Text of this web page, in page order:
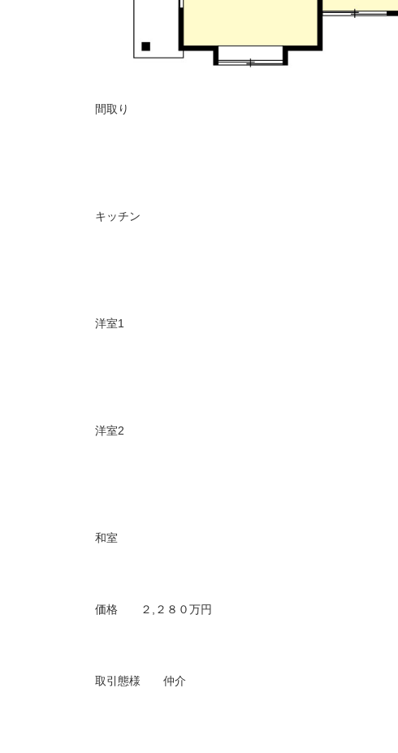
間取り
キッチン
洋室1
洋室2
和室
価格 ２,２８０万円
取引態様 仲介